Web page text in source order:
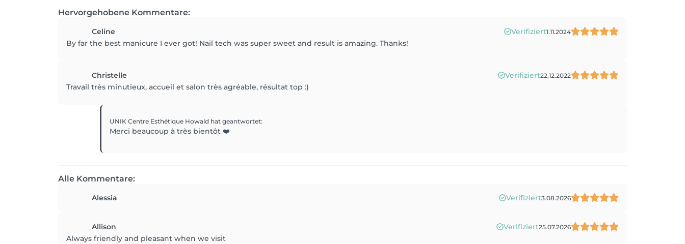
Hervorgehobene Kommentare:
Celine Verifiziert1.11.2024
By far the best manicure I ever got! Nail tech was super sweet and result is amazing. Thanks!
Christelle Verifiziert22.12.2022
Travail très minutieux, accueil et salon très agréable, résultat top :)
UNIK Centre Esthétique Howald hat geantwortet:
Merci beaucoup à très bientôt ❤️
Alle Kommentare:
Alessia Verifiziert3.08.2026
Allison Verifiziert25.07.2026
Always friendly and pleasant when we visit